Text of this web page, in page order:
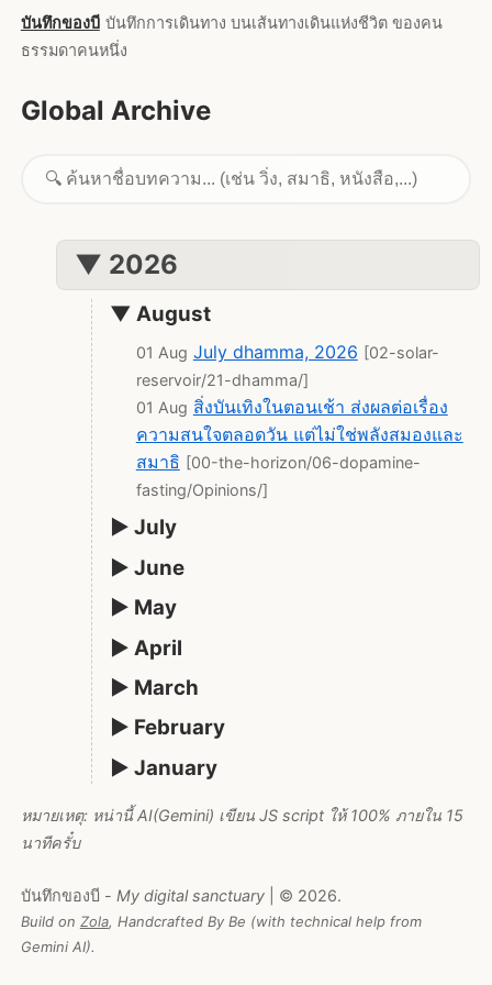
บันทึกของบี บันทึกการเดินทาง บนเส้นทางเดินแห่งชีวิต ของคน
ธรรมดาคนหนึ่ง
Global Archive
▼ 2026
▼ August
01 Aug July dhamma, 2026 [02-solar-
reservoir/21-dhamma/]
01 Aug สิ่งบันเทิงในตอนเช้า ส่งผลต่อเรื่อง
ความสนใจตลอดวัน แต่ไม่ใช่พลังสมองและ
สมาธิ [00-the-horizon/06-dopamine-
fasting/Opinions/]
▶ July
▶ June
▶ May
▶ April
▶ March
▶ February
▶ January
หมายเหตุ: หน่านี้ AI(Gemini) เขียน JS script ให้ 100% ภายใน 15
นาทีครั๋บ
บันทึกของบี - My digital sanctuary| © 2026.
Build on Zola, Handcrafted By Be (with technical help from
Gemini AI).